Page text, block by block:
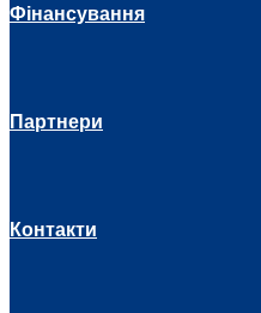
Фінансування
Партнери
Контакти